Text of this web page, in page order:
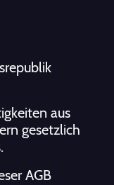
aus
gesetzlich
AGB